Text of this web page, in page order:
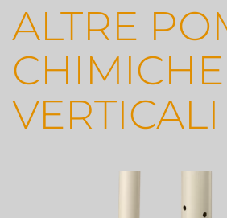
ALTRE
CHIMICHE
VERTICALI